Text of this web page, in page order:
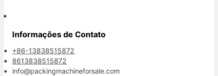
Informações de Contato
+86-13838515872
8613838515872
info@packingmachineforsale.com